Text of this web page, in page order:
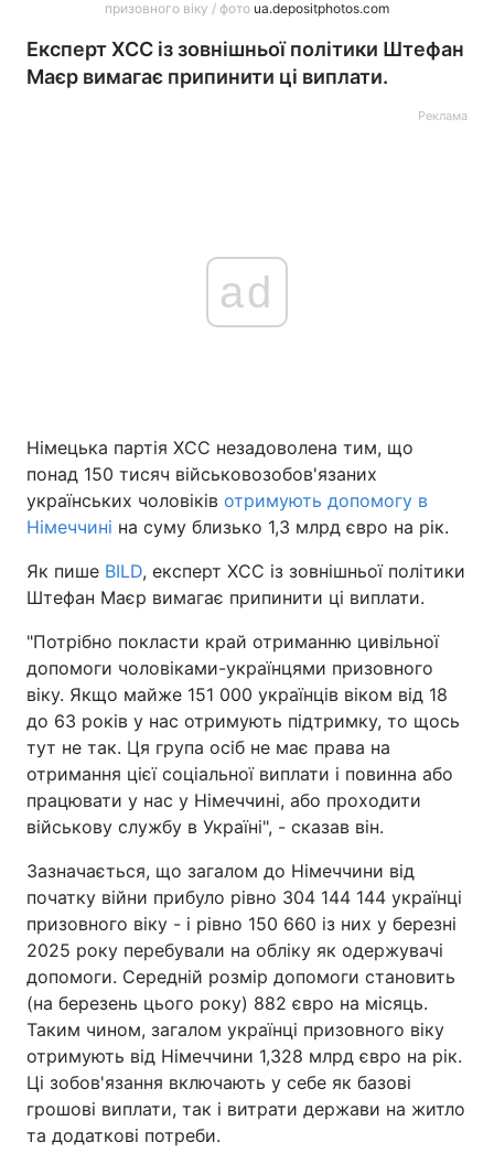
призовного віку / фото ua.depositphotos.com
Експерт ХСС із зовнішньої політики Штефан
Маєр вимагає припинити ці виплати.
Реклама
ad
Німецька партія ХСС незадоволена тим, що
понад 150 тисяч військовозобов'язаних
українських чоловіків отримують допомогу в
Німеччині на суму близько 1,3 млрд євро на рік.
Як пише BILD, експерт ХСС із зовнішньої політики
Штефан Маєр вимагає припинити ці виплати.
"Потрібно покласти край отриманню цивільної
допомоги чоловіками-українцями призовного
віку. Якщо майже 151 000 українців віком від 18
до 63 років у нас отримують підтримку, то щось
тут не так. Ця група осіб не має права на
отримання цієї соціальної виплати і повинна або
працювати у нас у Німеччині, або проходити
військову службу в Україні", - сказав він.
Зазначається, що загалом до Німеччини від
початку війни прибуло рівно 304 144 144 українці
призовного віку - і рівно 150 660 із них у березні
2025 року перебували на обліку як одержувачі
допомоги. Середній розмір допомоги становить
(на березень цього року) 882 євро на місяць.
Таким чином, загалом українці призовного віку
отримують від Німеччини 1,328 млрд євро на рік.
Ці зобов'язання включають у себе як базові
грошові виплати, так і витрати держави на житло
та додаткові потреби.